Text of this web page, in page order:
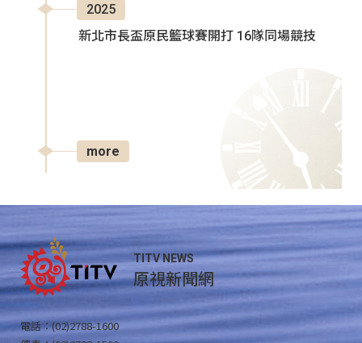
2025
新北市長盃原民籃球賽開打 16隊同場競技
more
TITV NEWS
原視新聞網
電話：(02)2788-1600